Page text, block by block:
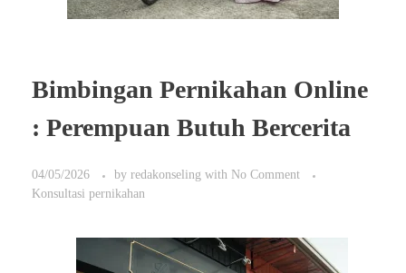
Bimbingan Pernikahan Online
: Perempuan Butuh Bercerita
04/05/2026 by redakonseling with No Comment
Konsultasi pernikahan